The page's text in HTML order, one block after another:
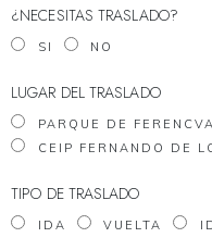
¿NECESITAS TRASLADO?
SI NO
LUGAR DEL TRASLADO
PARQUE DE
CEIP FERNANDO DE
TIPO DE TRASLADO
IDA VUELTA